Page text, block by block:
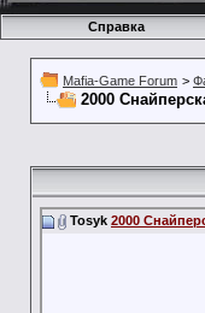
Справка
Mafia-Game Forum >
2000
Tosyk 2000